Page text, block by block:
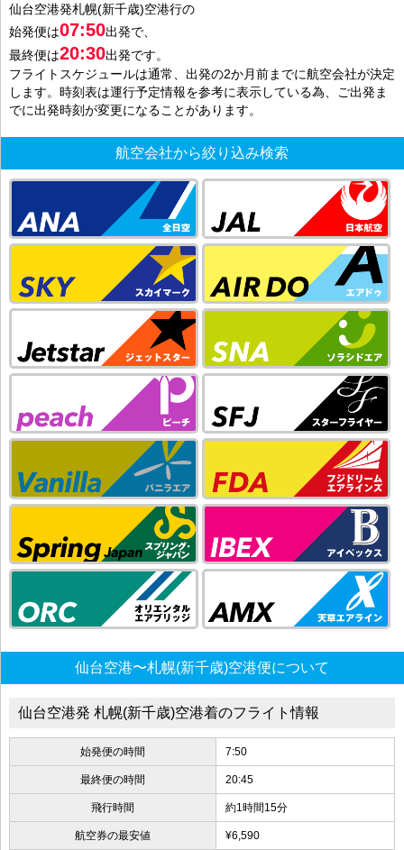
仙台空港発札幌(新千歳)空港行の
始発便は07:50出発で、
最終便は20:30出発です。
フライトスケジュールは通常、出発の2か月前までに航空会社が決定
します。時刻表は運行予定情報を参考に表示している為、ご出発ま
でに出発時刻が変更になることがあります。
航空会社から絞り込み検索
仙台空港〜札幌(新千歳)空港便について
仙台空港発 札幌(新千歳)空港着のフライト情報
始発便の時間 7:50
最終便の時間 20:45
飛行時間 約1時間15分
航空券の最安値 ¥6,590